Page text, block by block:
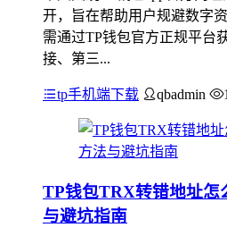
开，旨在帮助用户规避数字
需通过TP钱包官方正规平台
接、第三...
tp手机端下载 qbadmin
TP钱包TRX转错地址怎
与避坑指南